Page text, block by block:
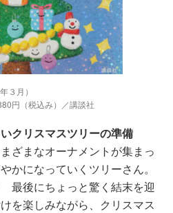
３月）
円（税込み）／講談社
クリスマスツリーの準備
ざまなオーナメントが集まっ
かになっていくツリーさん。
最後にちょっと驚く結末を迎
を楽しみながら、クリスマス